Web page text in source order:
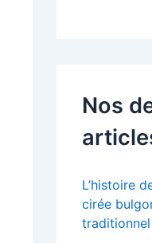
Nos
L’histoire
cirée